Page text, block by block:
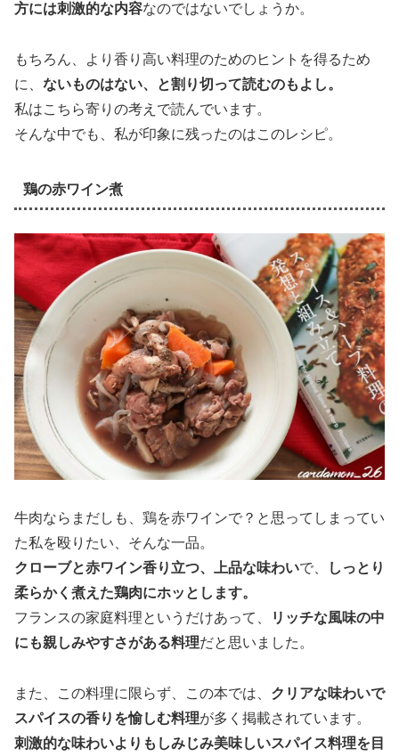
方には刺激的な内容なのではないでしょうか。
もちろん、より香り高い料理のためのヒントを得るため
に、 ないものはない、と割り切って読むのもよし。
私はこちら寄りの考えで読んでいます。
そんな中でも、私が印象に残ったのはこのレシピ。
鶏の赤ワイン煮
牛肉ならまだしも、鶏を赤ワインで？と思ってしまってい
た私を殴りたい、そんな一品。
クローブと赤ワイン香り立つ、上品な味わいで、
しっとり
柔らかく煮えた鶏肉にホッとします。
フランスの家庭料理というだけあって、
リッチな風味の中
にも親しみやすさがある料理だと思いました。
また、この料理に限らず、この本では、 クリアな味わいで
スパイスの香りを愉しむ料理が多く掲載されています。
刺激的な味わいよりもしみじみ美味しいスパイス料理を目